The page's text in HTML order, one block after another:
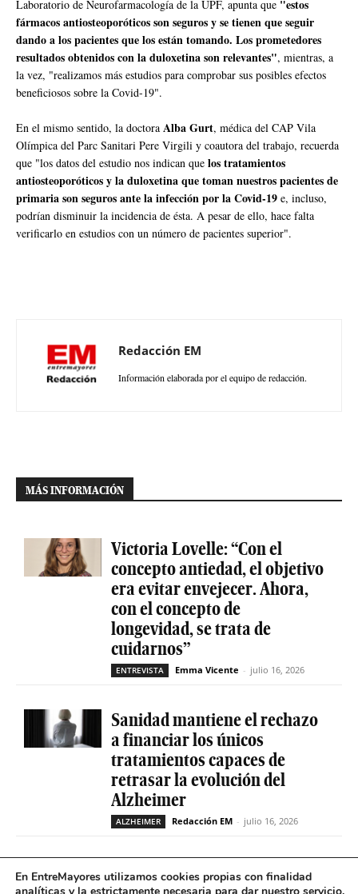
Laboratorio de Neurofarmacología de la UPF, apunta que "estos
fármacos antiosteoporóticos son seguros y se tienen que seguir
dando a los pacientes que los están tomando. Los prometedores
resultados obtenidos con la duloxetina son relevantes", mientras, a
la vez, "realizamos más estudios para comprobar sus posibles efectos
beneficiosos sobre la Covid-19".
En el mismo sentido, la doctora Alba Gurt, médica del CAP Vila
Olímpica del Parc Sanitari Pere Virgili y coautora del trabajo, recuerda
que "los datos del estudio nos indican que los tratamientos
antiosteoporóticos y la duloxetina que toman nuestros pacientes de
primaria son seguros ante la infección por la Covid-19 e, incluso,
podrían disminuir la incidencia de ésta. A pesar de ello, hace falta
verificarlo en estudios con un número de pacientes superior".
Redacción EM
Información elaborada por el equipo de redacción.
MÁS INFORMACIÓN
Victoria Lovelle: “Con el
concepto antiedad, el objetivo
era evitar envejecer. Ahora,
con el concepto de
longevidad, se trata de
cuidarnos”
ENTREVISTA Emma Vicente - julio 16, 2026
Sanidad mantiene el rechazo
a financiar los únicos
tratamientos capaces de
retrasar la evolución del
Alzheimer
ALZHEIMER Redacción EM - julio 16, 2026
La geriatría reclama más
En EntreMayores utilizamos cookies propias con finalidad